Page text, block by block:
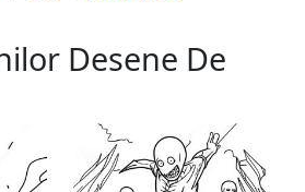
Desene De